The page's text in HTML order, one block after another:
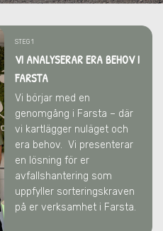
STEG 1
VI ANALYSERAR ERA BEHOV I
FARSTA
Vi börjar med en
genomgång i Farsta – där
vi kartlägger nuläget och
era behov. Vi presenterar
en lösning för er
avfallshantering som
uppfyller sorteringskraven
på er verksamhet i Farsta.